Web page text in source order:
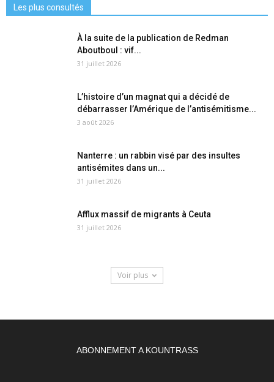
Les plus consultés
À la suite de la publication de Redman
Aboutboul : vif...
31 juillet 2026
L’histoire d’un magnat qui a décidé de
débarrasser l’Amérique de l’antisémitisme...
3 août 2026
Nanterre : un rabbin visé par des insultes
antisémites dans un...
31 juillet 2026
Afflux massif de migrants à Ceuta
31 juillet 2026
Voir plus
ABONNEMENT A KOUNTRASS